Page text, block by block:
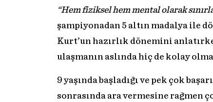
“Hem fiziksel hem mental olarak
şampiyonadan 5 altın madalya ile
Kurt’un hazırlık dönemini
ulaşmanın aslında hiç de kolay
9 yaşında başladığı ve pek çok
sonrasında ara vermesine rağmen